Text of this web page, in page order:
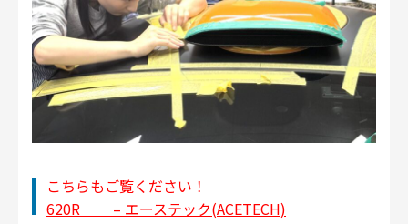
こちらもご覧ください！
620R – エーステック(ACETECH)